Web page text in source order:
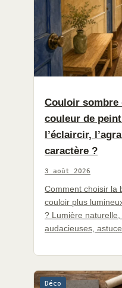
Couloir sombre
couleur de
l’éclaircir,
caractère ?
3 août 2026
Comment choisir la
couloir plus
? Lumière
audacieuses,
Déco